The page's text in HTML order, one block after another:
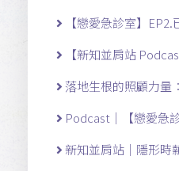
【戀愛急診室】EP2.
【新知並肩站
落地生根的照顧力量
Podcast｜【戀愛急
新知並肩站｜隱形時